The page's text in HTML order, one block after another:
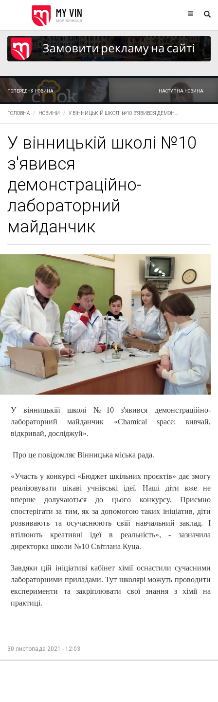
ПОПЕРЕДНЯ НОВИНА НАСТУПНА НОВИНА
ГОЛОВНА НОВИНИ У ВІННИЦЬКІЙ ШКОЛІ №10 З'ЯВИВСЯ ДЕМОН...
У вінницькій школі №10
з'явився
демонстраційно-
лабораторний
майданчик
У вінницькій школі №10 з'явився демонстраційно-
лабораторний майданчик «Chamical space: вивчай,
відкривай, досліджуй».
Про це повідомляє Вінницька міська рада.
«Участь у конкурсі «Бюджет шкільних проєктів» дає змогу
реалізовувати цікаві учнівські ідеї. Наші діти вже не
вперше долучаються до цього конкурсу. Приємно
спостерігати за тим, як за допомогою таких ініціатив, діти
розвивають та осучаснюють свій навчальний заклад. І
втілюють креативні ідеї в реальність», - зазначила
директорка школи №10 Світлана Куца.
Завдяки цій ініціативі кабінет хімії оснастили сучасними
лабораторними приладами. Тут школярі можуть проводити
експерименти та закріплювати свої знання з хімії на
практиці.
30 листопада 2021 - 12:03